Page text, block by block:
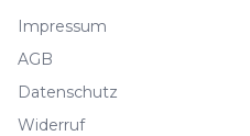
Impressum
AGB
Datenschutz
Widerruf